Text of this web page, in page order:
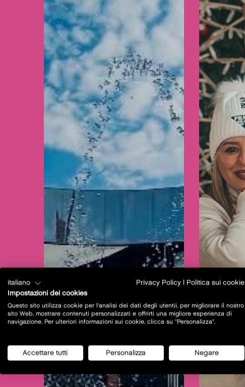
italiano Privacy Policy
Politica sui cookie
Impostazioni dei cookies
Questo sito utilizza cookie per l'analisi dei dati degli utentii, per migliorare il nostro
sito Web, mostrare contenuti personalizzati e offrirti una migliore esperienza di
navigazione. Per ulteriori informazioni sui cookie, clicca su "Personalizza".
Accettare tutti Personalizza Negare